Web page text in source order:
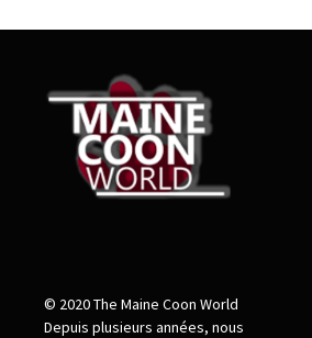
© 2020 The Maine Coon World
Depuis plusieurs années, nous